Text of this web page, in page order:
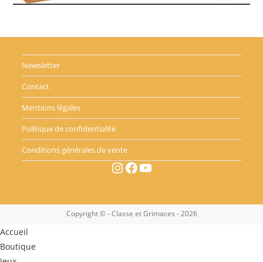
Newsletter
Contact
Mentions légales
Politique de confidentialité
Conditions générales de vente
Instagram Facebook YouTube
Copyright © - Classe et Grimaces - 2026
Accueil
Boutique